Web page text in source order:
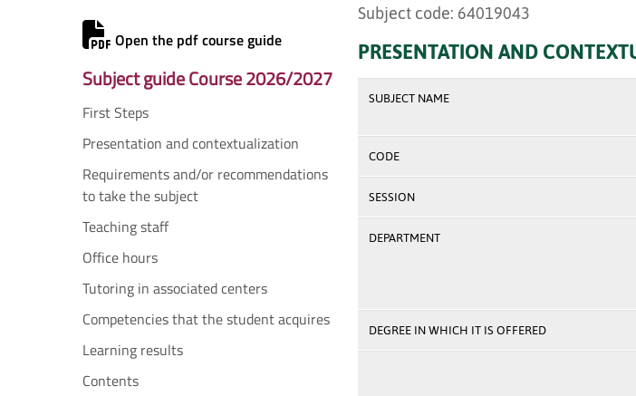
Open the pdf course guide
Subject guide Course 2026/2027
First Steps
Presentation and contextualization
Requirements and/or recommendations
to take the subject
Teaching staff
Office hours
Tutoring in associated centers
Competencies that the student acquires
Learning results
Contents
Subject code: 64019043
PRESENTATION AND
SUBJECT NAME
CODE
SESSION
DEPARTMENT
DEGREE IN WHICH IT IS OFFERED